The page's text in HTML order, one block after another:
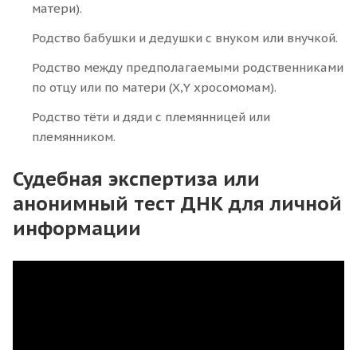
матери).
Родство бабушки и дедушки с внуком или внучкой.
Родство между предполагаемыми родственниками
по отцу или по матери (X,Y хросомомам).
Родство тёти и дяди с племянницей или
племянником.
Судебная экспертиза или
анонимный тест ДНК для личной
информации